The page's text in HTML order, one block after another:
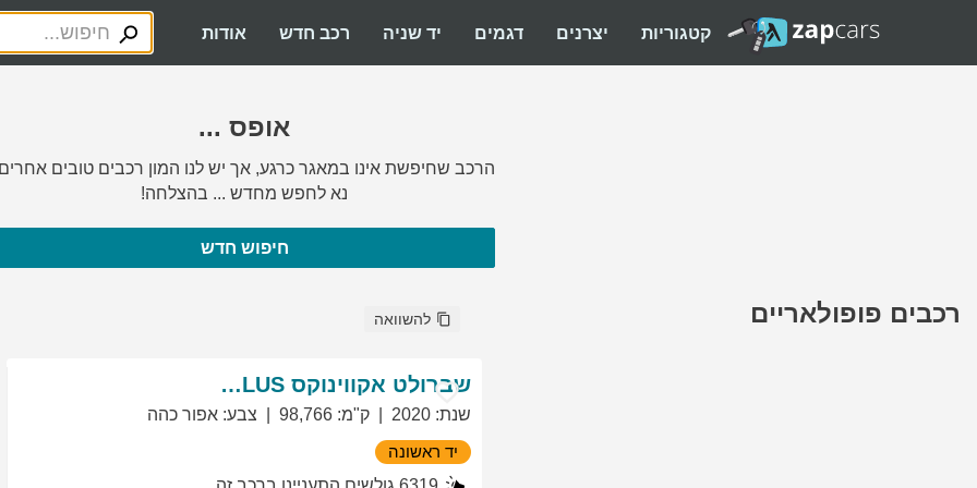
קטגוריות יצרנים דגמים יד שניה רכב חדש אודות
אופס ...
הרכב שחיפשת אינו במאגר כרגע, אך יש לנו המון רכבים טובים
נא לחפש מחדש ... בהצלחה!
חיפוש חדש
רכבים פופולאריים להשוואה
שברולט אקווינוקס LT PLUS
שנת:
2020 ק"מ:
98,766 צבע: אפור כהה
יד ראשונה